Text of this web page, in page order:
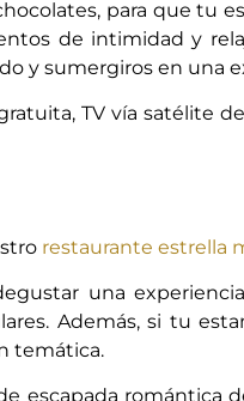
para que tu
de intimidad y
y sumergiros en una
TV vía satélite
restaurante estrella
una
Además, si tu
temática.
escapada romántica